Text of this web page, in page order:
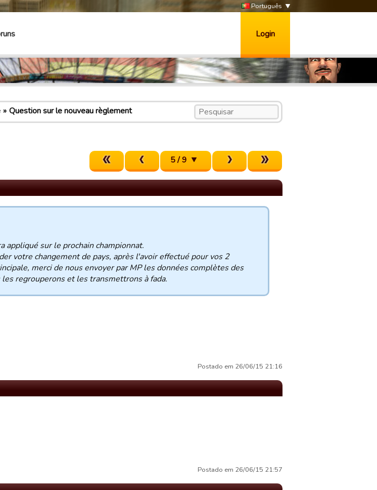
Português
Login
Question sur le nouveau règlement
5 / 9
appliqué sur le prochain championnat.
votre changement de pays, après l'avoir effectué pour vos 2
merci de nous envoyer par MP les données complètes des
regrouperons et les transmettrons à fada.
Postado em 26/06/15 21:16
Postado em 26/06/15 21:57